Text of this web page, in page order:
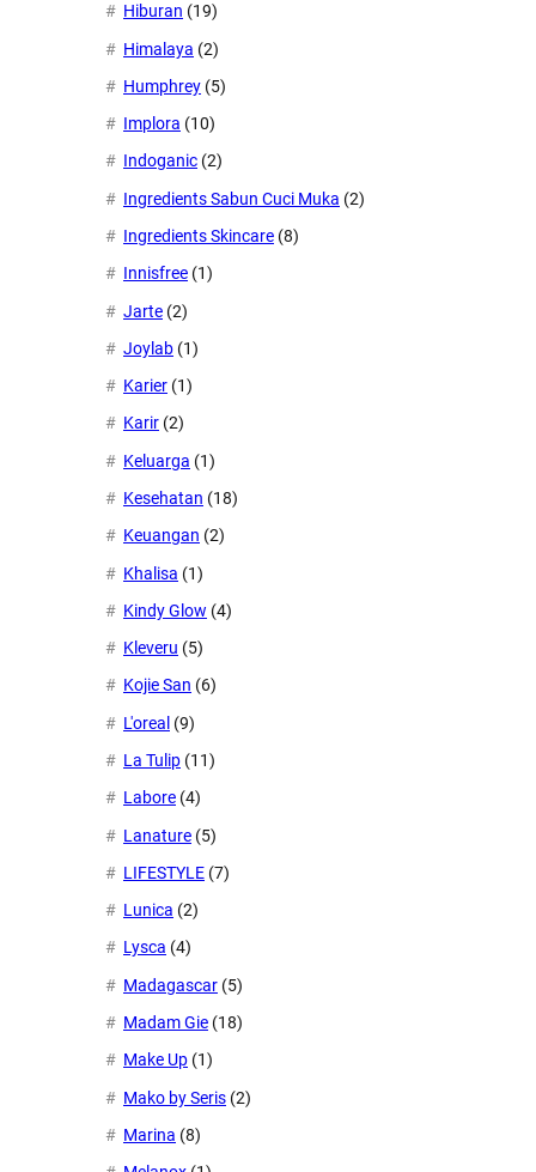
Hiburan (19)
Himalaya (2)
Humphrey (5)
Implora (10)
Indoganic (2)
Ingredients Sabun Cuci Muka (2)
Ingredients Skincare (8)
Innisfree (1)
Jarte (2)
Joylab (1)
Karier (1)
Karir (2)
Keluarga (1)
Kesehatan (18)
Keuangan (2)
Khalisa (1)
Kindy Glow (4)
Kleveru (5)
Kojie San (6)
L'oreal (9)
La Tulip (11)
Labore (4)
Lanature (5)
LIFESTYLE (7)
Lunica (2)
Lysca (4)
Madagascar (5)
Madam Gie (18)
Make Up (1)
Mako by Seris (2)
Marina (8)